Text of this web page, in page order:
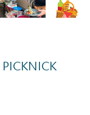
PICKNICK